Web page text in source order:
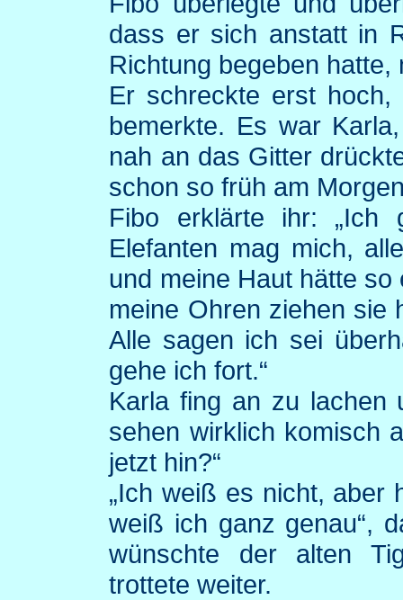
dass er sich anstatt in
Richtung begeben hatte,
Er schreckte erst
bemerkte. Es war
nah an das Gitter
schon so früh am
Fibo erklärte ihr: „Ich
Elefanten mag mich,
und meine Haut hätte
meine Ohren ziehen sie
Alle sagen ich sei
gehe ich fort.“
Karla fing an zu lachen
sehen wirklich komisch
jetzt hin?“
„Ich weiß es nicht, aber
weiß ich ganz genau“,
wünschte der alten
trottete weiter.